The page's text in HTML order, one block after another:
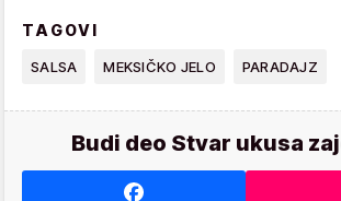
TAGOVI
SALSA MEKSIČKO JELO PARADAJZ
Budi deo Stvar ukusa